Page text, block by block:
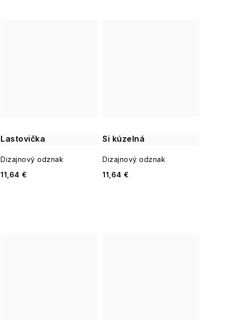
Lastovička
Dizajnový odznak
11,64 €
Si kúzelná
Dizajnový odznak
11,64 €